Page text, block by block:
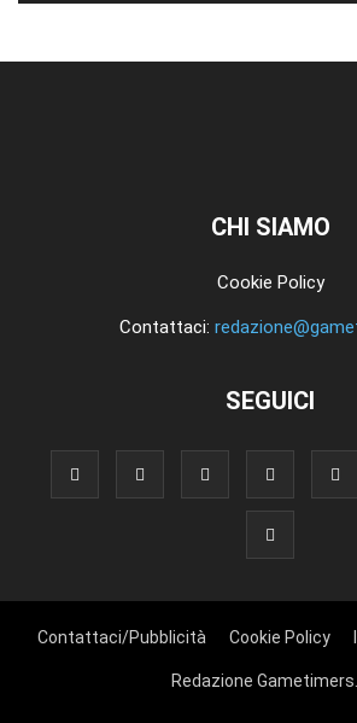
CHI SIAMO
Cookie Policy
Contattaci:
SEGUICI
Contattaci/Pubblicità Cookie Policy
Redazione